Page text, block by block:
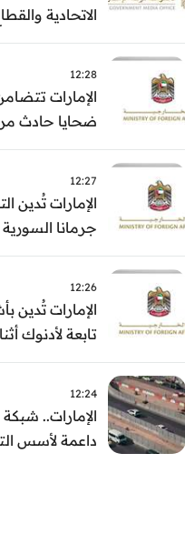
الاتحادية
النبوي
12:28
الإمارات
ضحايا حادث
12:27
الإمارات تُدين
جرمانا السورية
12:26
الإمارات تُدين
تابعة لأدنوك
12:24
الإمارات..
داعمة لأسس